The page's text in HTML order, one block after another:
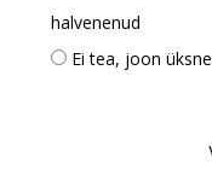
halvenenud
Ei tea, joon